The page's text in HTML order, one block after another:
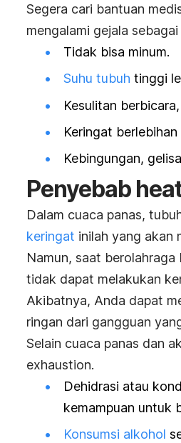
Segera cari bantuan
mengalami gejala
Tidak bisa minum.
Suhu tubuh tinggi
Kesulitan
Keringat
Kebingungan,
Penyebab
Dalam cuaca panas,
keringat inilah yang akan
Namun, saat
tidak dapat melakukan
Akibatnya, Anda dapat
ringan dari gangguan
Selain cuaca panas dan
exhaustion.
Dehidrasi atau
kemampuan untuk
Konsumsi alkohol